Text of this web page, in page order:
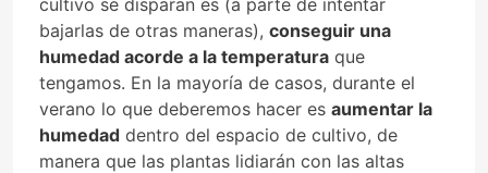
bajarlas de otras maneras), conseguir una
humedad acorde a la temperatura que
tengamos. En la mayoría de casos, durante el
verano lo que deberemos hacer es aumentar la
humedad dentro del espacio de cultivo, de
manera que las plantas lidiarán con las altas